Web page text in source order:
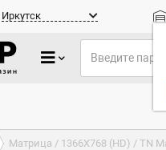
Иркутск
Матрица / 1366X768 (HD) / TN